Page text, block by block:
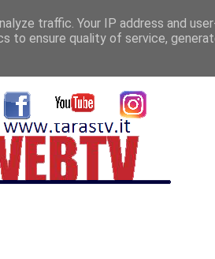
traffic. Your IP address and
to ensure quality of service,